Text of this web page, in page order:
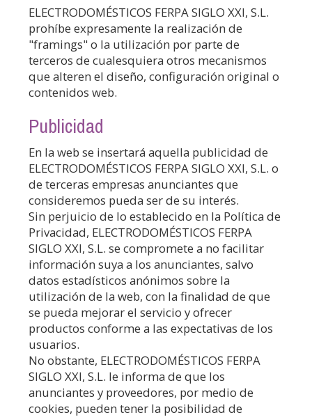
ELECTRODOMÉSTICOS FERPA SIGLO XXI, S.L.
prohíbe expresamente la realización de
"framings" o la utilización por parte de
terceros de cualesquiera otros mecanismos
que alteren el diseño, configuración original o
contenidos web.
Publicidad
En la web se insertará aquella publicidad de
ELECTRODOMÉSTICOS FERPA SIGLO XXI, S.L. o
de terceras empresas anunciantes que
consideremos pueda ser de su interés.
Sin perjuicio de lo establecido en la Política de
Privacidad, ELECTRODOMÉSTICOS FERPA
SIGLO XXI, S.L. se compromete a no facilitar
información suya a los anunciantes, salvo
datos estadísticos anónimos sobre la
utilización de la web, con la finalidad de que
se pueda mejorar el servicio y ofrecer
productos conforme a las expectativas de los
usuarios.
No obstante, ELECTRODOMÉSTICOS FERPA
SIGLO XXI, S.L. le informa de que los
anunciantes y proveedores, por medio de
cookies, pueden tener la posibilidad de